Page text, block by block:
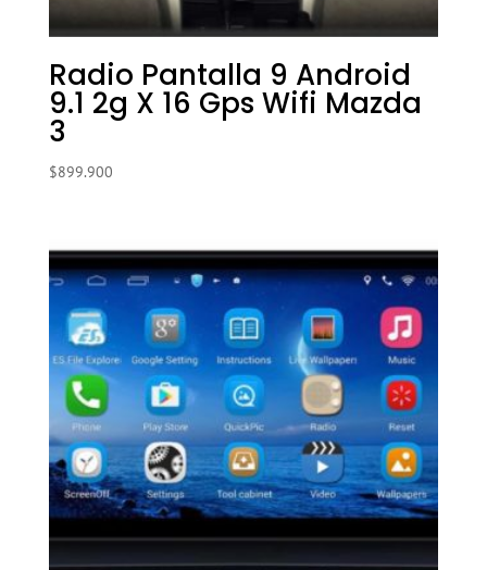
Radio Pantalla 9 Android
9.1 2g X 16 Gps Wifi Mazda
3
$899.900